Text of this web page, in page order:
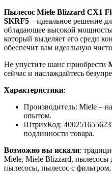
Пылесос Miele Blizzard CX1
SKRF5 – идеальное решение
обладающее высокой
который выделяет его среди
обеспечит вам идеальную
Не упустите шанс приобрести
сейчас и наслаждайтесь
Характеристики:
Производитель: Miele –
опытом.
ШтрихКод:
подлинности товара.
Возможно вы искали:
Miele, Miele Blizzard,
пылесосы, пылесос с